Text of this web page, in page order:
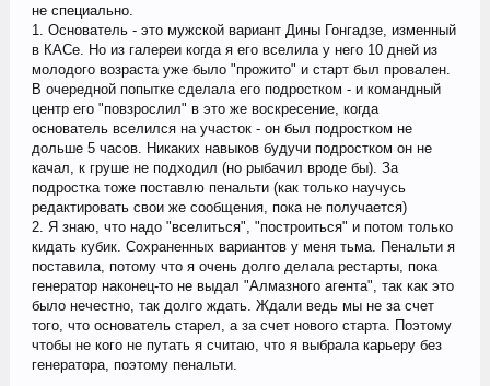
не специально.
1. Основатель - это мужской вариант Дины Гонгадзе, изменный
в КАСе. Но из галереи когда я его вселила у него 10 дней из
молодого возраста уже было "прожито" и старт был провален.
В очередной попытке сделала его подростком - и командный
центр его "повзрослил" в это же воскресение, когда
основатель вселился на участок - он был подростком не
дольше 5 часов. Никаких навыков будучи подростком он не
качал, к груше не подходил (но рыбачил вроде бы). За
подростка тоже поставлю пенальти (как только научусь
редактировать свои же сообщения, пока не получается)
2. Я знаю, что надо "вселиться", "построиться" и потом только
кидать кубик. Сохраненных вариантов у меня тьма. Пенальти я
поставила, потому что я очень долго делала рестарты, пока
генератор наконец-то не выдал "Алмазного агента", так как это
было нечестно, так долго ждать. Ждали ведь мы не за счет
того, что основатель старел, а за счет нового старта. Поэтому
чтобы не кого не путать я считаю, что я выбрала карьеру без
генератора, поэтому пенальти.